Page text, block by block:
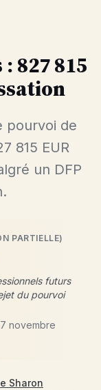
827 815
pourvoi de
815 EUR
un DFP
PARTIELLE)
futurs
du pourvoi
novembre
Sharon